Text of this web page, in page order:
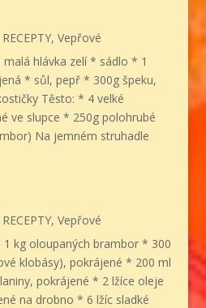
RECEPTY, Vepřové
hlávka zelí * sádlo * 1
* sůl, pepř * 300g špeku,
Těsto: * 4 velké
ve slupce * 250g polohrubé
Na jemném struhadle
RECEPTY, Vepřové
1 kg oloupaných brambor * 300
klobásy), pokrájené * 200 ml
pokrájené * 2 lžíce oleje
na drobno * 6 lžíc sladké